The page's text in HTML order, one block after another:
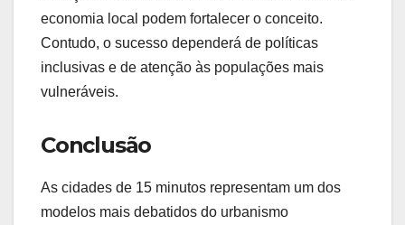
economia local podem fortalecer o conceito.
Contudo, o sucesso dependerá de políticas
inclusivas e de atenção às populações mais
vulneráveis.
Conclusão
As cidades de 15 minutos representam um dos
modelos mais debatidos do urbanismo